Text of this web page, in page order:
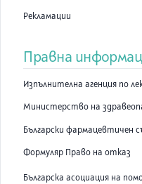
Рекламации
Правна
Изпълнителна агенция по
Министерство на
Български фармацевтичен
Формуляр Право на отказ
Българска асоциация на